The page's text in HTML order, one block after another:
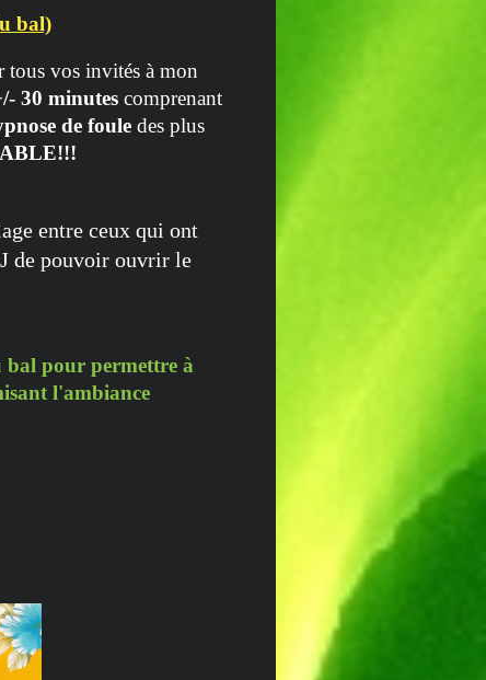
bal)
vos invités à mon
30 minutes comprenant
de foule des plus
entre ceux qui ont
de pouvoir ouvrir le
bal pour permettre à
l'ambiance